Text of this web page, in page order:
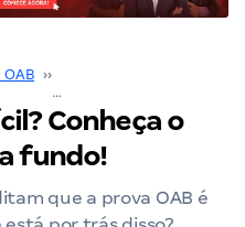
››
Conheça o
fundo!
que a prova OAB é